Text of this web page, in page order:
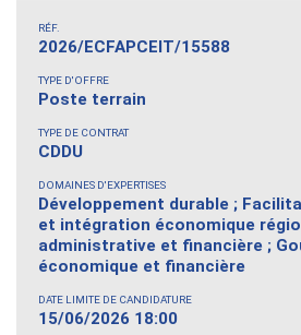
RÉF.
2026/ECFAPCEIT/15588
TYPE D'OFFRE
Poste terrain
TYPE DE CONTRAT
CDDU
DOMAINES D'EXPERTISES
Développement durable ;
et intégration économique
administrative et financière ;
économique et financière
DATE LIMITE DE CANDIDATURE
15/06/2026 18:00